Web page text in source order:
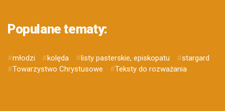
Populane tematy:
#młodzi #kolęda #listy pasterskie, episkopatu #stargard
#Towarzystwo Chrystusowe #Teksty do rozważania